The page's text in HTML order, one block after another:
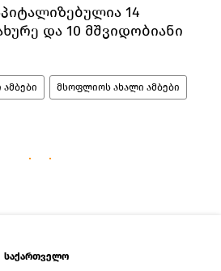
14
და 10 მშვიდობიანი
მსოფლიოს ახალი ამბები
საქართველო